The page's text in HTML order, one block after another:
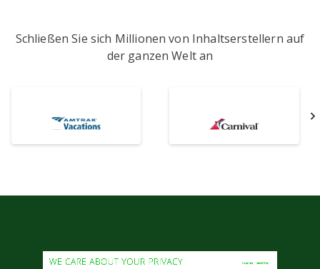
Schließen Sie sich Millionen von Inhaltserstellern auf
der ganzen Welt an